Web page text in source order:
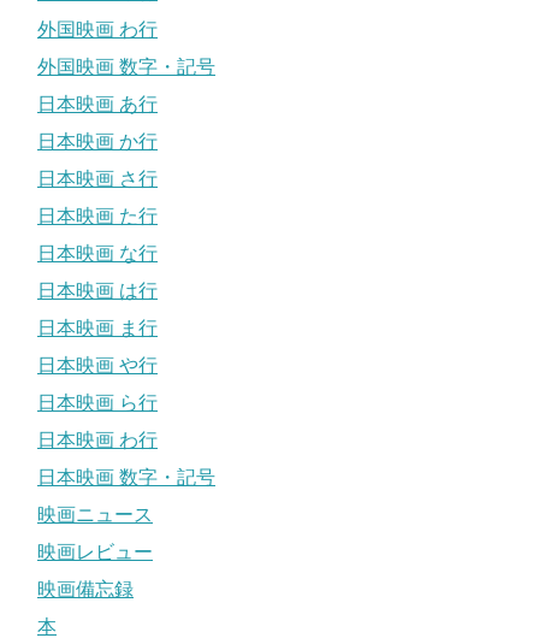
外国映画 わ行
外国映画 数字・記号
日本映画 あ行
日本映画 か行
日本映画 さ行
日本映画 た行
日本映画 な行
日本映画 は行
日本映画 ま行
日本映画 や行
日本映画 ら行
日本映画 わ行
日本映画 数字・記号
映画ニュース
映画レビュー
映画備忘録
本